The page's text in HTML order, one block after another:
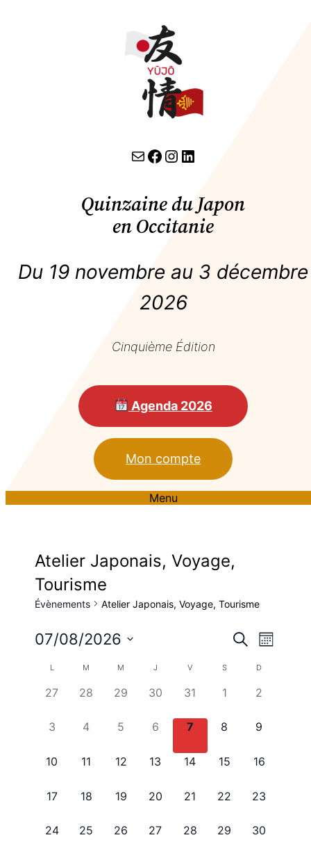
contact par email lien facebook Instagram LinkedIn
Quinzaine du Japon
en Occitanie
Du 19 novembre au 3 décembre
2026
Cinquième Édition
Agenda 2026
Mon compte
Menu
Atelier Japonais, Voyage,
Tourisme
Évènements Atelier Japonais, Voyage, Tourisme
de
vues
Recherche
Mois
07/08/2026
date.
Calendrier
de
Évènements
L M M J V S D
0
27
0
28
0
29
0
30
0
31
0
1
0
2
0
3
0
4
0
5
0
6
0
7
0
8
0
9
0
10
0
11
0
12
0
13
0
14
0
15
0
16
0
17
0
18
0
19
0
20
0
21
0
22
0
23
0
24
0
25
0
26
0
27
0
28
0
29
0
30